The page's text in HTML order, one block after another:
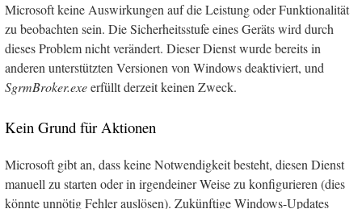
Microsoft keine Auswirkungen auf die Leistung oder Funktionalität
zu beobachten sein. Die Sicherheitsstufe eines Geräts wird durch
dieses Problem nicht verändert. Dieser Dienst wurde bereits in
anderen unterstützten Versionen von Windows deaktiviert, und
SgrmBroker.exeerfüllt derzeit keinen Zweck.
Kein Grund für Aktionen
Microsoft gibt an, dass keine Notwendigkeit besteht, diesen Dienst
manuell zu starten oder in irgendeiner Weise zu konfigurieren (dies
könnte unnötig Fehler auslösen). Zukünftige Windows-Updates